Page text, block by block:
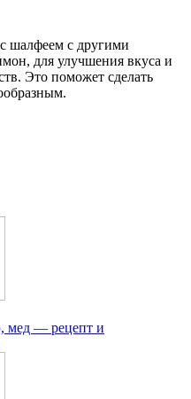
шалфеем с другими
для улучшения вкуса и
Это поможет сделать
мед — рецепт и